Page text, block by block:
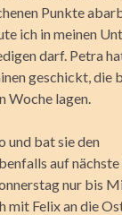
Punkte
ich in meinen
darf. Petra
geschickt, die
Woche lagen.
und bat sie den
auf
nur bis
mit Felix an die